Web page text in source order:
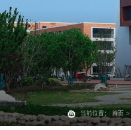
当前位置： 首页 >